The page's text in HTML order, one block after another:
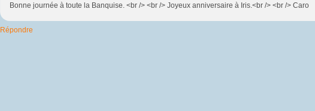
Bonne journée à toute la Banquise. <br /> <br /> Joyeux anniversaire à Iris.<br /> <br /> Caro
Répondre